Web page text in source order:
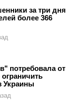
за три дня
более 366
потребовала от
Украины